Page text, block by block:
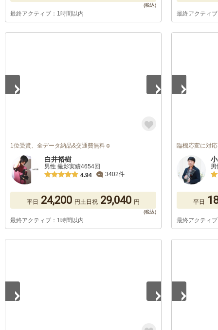
最終アクティブ：1時間以内 最終アクティ
1位受賞、全データ納品&交通費無料☺︎
白井裕樹
男性 撮影実績4654回
4.94
3402件
平日 24,200 円土日祝 29,040 円
最終アクティブ：1時間以内
臨機応変に対
平日
最終アクティ